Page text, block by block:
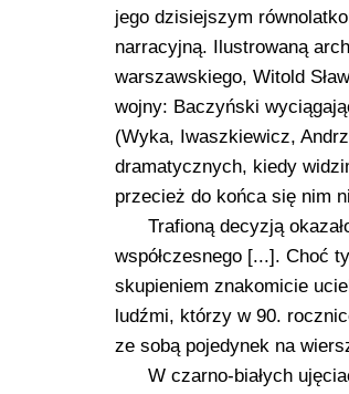
jego dzisiejszym
narracyjną. Ilustrowaną
warszawskiego, Witold
wojny: Baczyński
(Wyka, Iwaszkiewicz,
dramatycznych, kiedy
przecież do końca się nim
Trafioną decyzją
współczesnego [...]. Choć
skupieniem znakomicie
ludźmi, którzy w 90.
ze sobą pojedynek na
W czarno-białych